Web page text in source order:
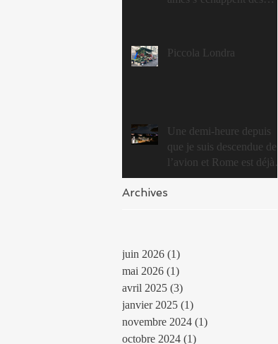
Piccola Londra
Une demi-heure depuis
que je suis descendue de
l’avion et Rome est déjà
un petit monde à la David
Archives
juin 2026 (1)
mai 2026 (1)
avril 2025 (3)
janvier 2025 (1)
novembre 2024 (1)
octobre 2024 (1)